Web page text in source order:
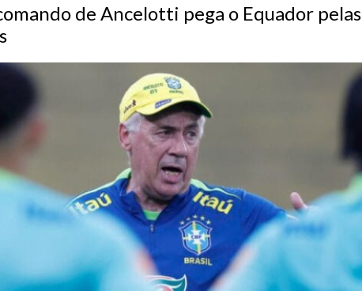
de Ancelotti pega o Equador pelas